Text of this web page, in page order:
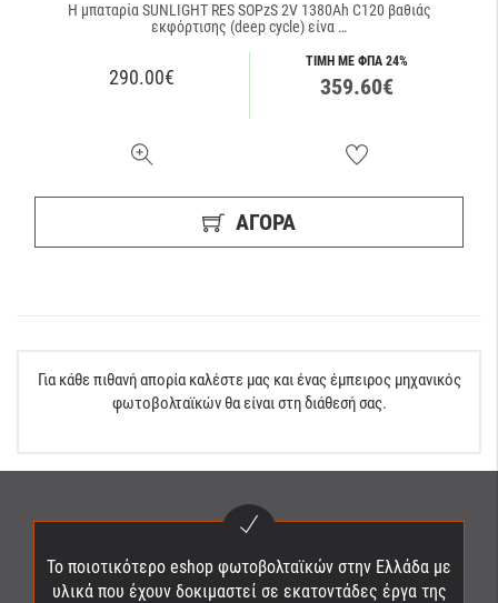
Η μπαταρία SUNLIGHT RES SOPzS 2V 1380Ah C120 βαθιάς
εκφόρτισης (deep cycle) είνα …
290.00€
ΤΙΜΗ ΜΕ ΦΠΑ 24%
359.60€
ΑΓΟΡΑ
Για κάθε πιθανή απορία καλέστε μας και ένας έμπειρος μηχανικός
φωτοβολταϊκών θα είναι στη διάθεσή σας.
Το ποιοτικότερο eshop φωτοβολταϊκών στην Ελλάδα με
υλικά που έχουν δοκιμαστεί σε εκατοντάδες έργα της